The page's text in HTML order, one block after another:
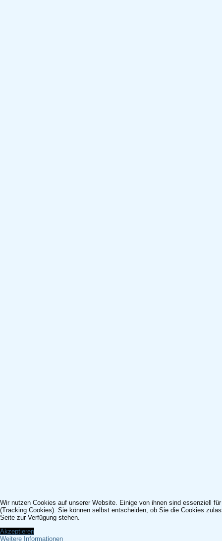
Wir nutzen Cookies auf unserer Website. Einige von ihnen sind essenziell
(Tracking Cookies). Sie können selbst entscheiden, ob Sie die Cookies
Seite zur Verfügung stehen.
Akzeptieren
Weitere Informationen